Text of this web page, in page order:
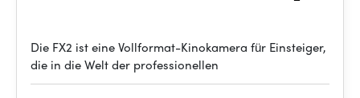
Die FX2 ist eine Vollformat-Kinokamera für Einsteiger,
die in die Welt der professionellen